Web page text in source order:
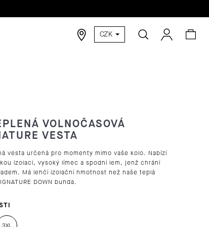
CZK Hledat
VOLNOČASOVÁ
VESTA
vesta určená pro momenty mimo vaše kolo. Nabízí
izolaci, vysoký límec a spodní lem, jenž chrání
Má lehčí izolační hmotnost než naše teplá
DOWN bunda.